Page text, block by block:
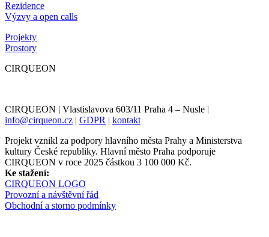
Rezidence
Výzvy a open calls
Projekty
Prostory
CIRQUEON
CIRQUEON | Vlastislavova 603/11 Praha 4 – Nusle |
info@cirqueon.cz | GDPR | kontakt
Projekt vznikl za podpory hlavního města Prahy a Ministerstva
kultury České republiky. Hlavní město Praha podporuje
CIRQUEON v roce 2025 částkou 3 100 000 Kč.
Ke stažení:
CIRQUEON LOGO
Provozní a návštěvní řád
Obchodní a storno podmínky